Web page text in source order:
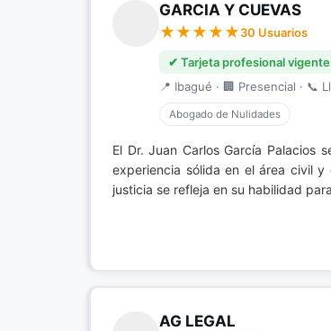
GARCIA Y CUEVAS
30 Usuarios
✔ Tarjeta profesional
📍 Ibagué · 🏢 Presencial · 📞
Abogado de Nulidades
El Dr. Juan Carlos García Palacios
experiencia sólida en el área civil
justicia se refleja en su habilidad
AG LEGAL